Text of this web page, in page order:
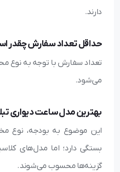
دارند.
حداقل تعداد سفارش چقدر
تعداد سفارش با توجه به
می‌شود.
بهترین مدل ساعت دیواری
این موضوع به بودجه، نوع
بستگی دارد؛ اما مدل‌های
گزینه‌ها محسوب می‌شوند.